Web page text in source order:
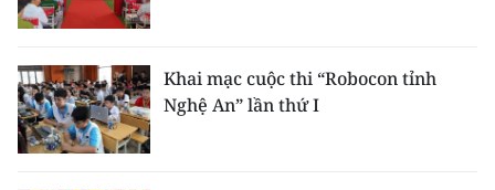
Khai mạc cuộc thi “Robocon tỉnh
Nghệ An” lần thứ I